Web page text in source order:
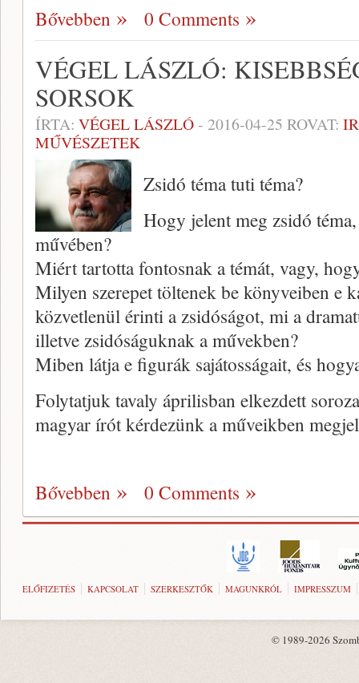
Bővebben
0 Comments
VÉGEL LÁSZLÓ:
SORSOK
ÍRTA: VÉGEL LÁSZLÓ- 2016-04-25 ROVAT:
MŰVÉSZETEK
Zsidó téma tuti téma?
Hogy jelent meg zsidó
művében?
Miért tartotta fontosnak a témát, vagy,
Milyen szerepet töltenek be könyveiben e
közvetlenül érinti a zsidóságot, mi a
illetve zsidóságuknak a művekben?
Miben látja e figurák sajátosságait, és
Folytatjuk tavaly áprilisban elkezdett
magyar írót kérdezünk a műveikben
Bővebben 0 Comments
ELŐFIZETÉS KAPCSOLAT SZERKESZTŐK MAGUNKRÓL IMPRESSZUM
© 1989-2026